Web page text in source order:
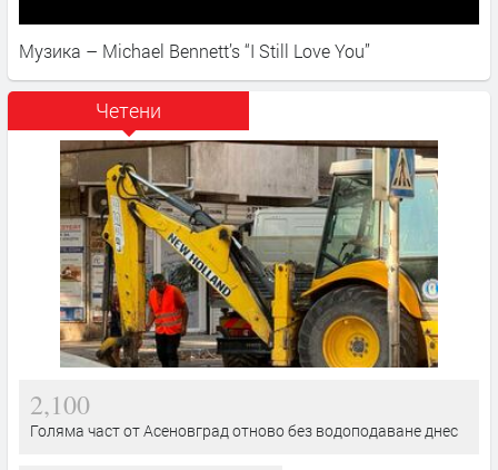
Музика – Michael Bennett’s “I Still Love You”
Четени
2,100
Голяма част от Асеновград отново без водоподаване днес